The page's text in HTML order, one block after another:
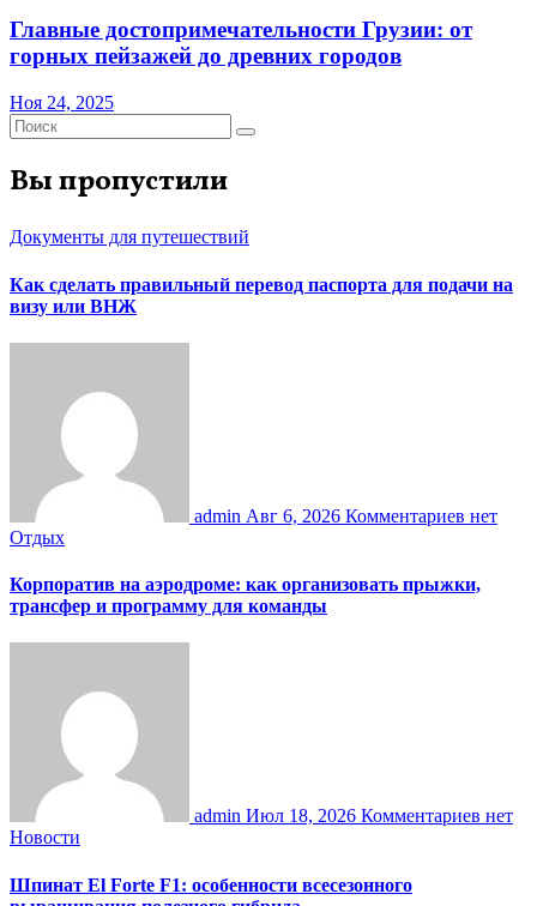
Главные достопримечательности Грузии: от
горных пейзажей до древних городов
Ноя 24, 2025
Вы пропустили
Документы для путешествий
Как сделать правильный перевод паспорта для подачи на
визу или ВНЖ
admin Авг 6, 2026 Комментариев нет
Отдых
Корпоратив на аэродроме: как организовать прыжки,
трансфер и программу для команды
admin Июл 18, 2026 Комментариев нет
Новости
Шпинат El Forte F1: особенности всесезонного